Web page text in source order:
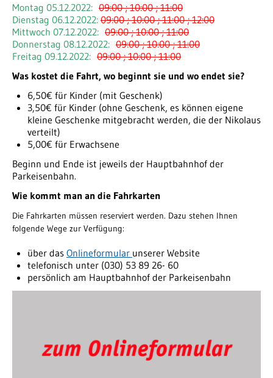
Montag 05.12.2022: 09:00 ;10:00; 11:00
Dienstag 06.12.2022: 09:00; 10:00 ;11:00 ; 12:00
Mittwoch 07.12.2022: 09:00 ; 10:00; 11:00
Donnerstag 08.12.2022: 09:00 ; 10:00 ; 11:00
Freitag 09.12.2022: 09:00 ;10:00 ; 11:00
Was kostet die Fahrt, wo beginnt sie und wo endet sie?
6,50€ für Kinder (mit Geschenk)
3,50€ für Kinder (ohne Geschenk, es können eigene
kleine Geschenke mitgebracht werden, die der Nikolaus
verteilt)
5,00€ für Erwachsene
Beginn und Ende ist jeweils der Hauptbahnhof der
Parkeisenbahn.
Wie kommt man an die Fahrkarten
Die Fahrkarten müssen reserviert werden. Dazu stehen Ihnen
folgende Wege zur Verfügung:
über das Onlineformular unserer Website
telefonisch unter (030) 53 89 26- 60
persönlich am Hauptbahnhof der Parkeisenbahn